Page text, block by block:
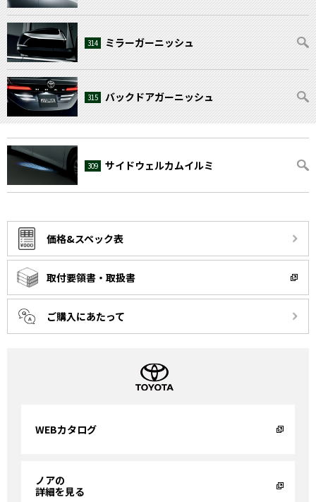
314 ミラーガーニッシュ
315 バックドアガーニッシュ
309 サイドウェルカムイルミ
価格&スペック表
取付要領書・取扱書
ご購入にあたって
WEBカタログ
ノアの
詳細を見る